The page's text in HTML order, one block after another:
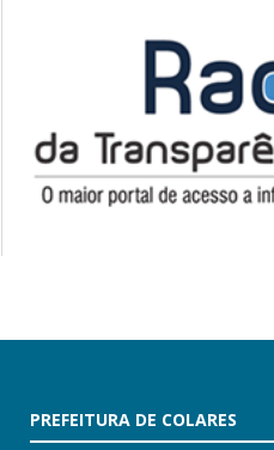
PREFEITURA DE COLARES